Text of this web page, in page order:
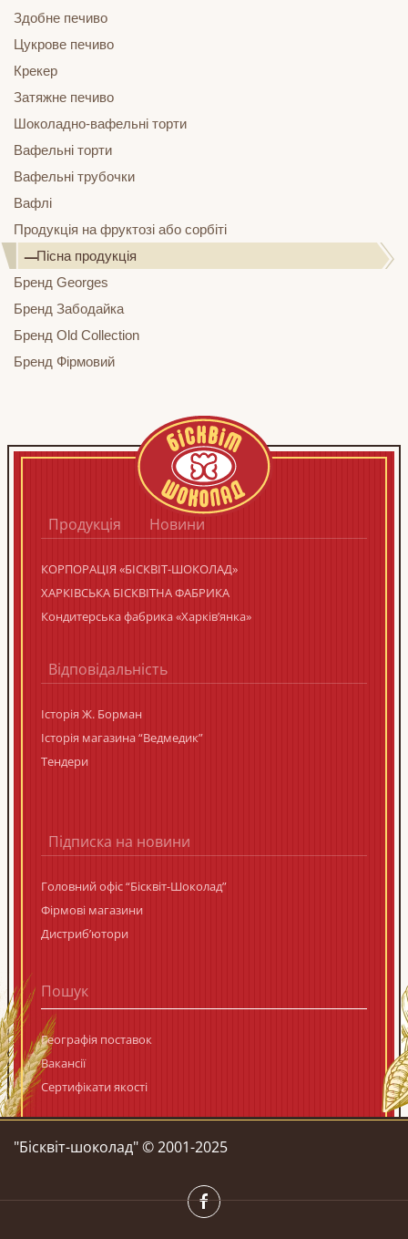
Здобне печиво
Цукрове печиво
Крекер
Затяжне печиво
Шоколадно-вафельні торти
Вафельні торти
Вафельні трубочки
Вафлі
Продукція на фруктозі або сорбіті
Пісна продукція
Бренд Georges
Бренд Забодайка
Бренд Old Collection
Бренд Фірмовий
Продукція Новини
КОРПОРАЦIЯ «БIСКВIТ-ШОКОЛАД»
ХАРКІВСЬКА БІСКВІТНА ФАБРИКА
Кондитерська фабрика «Харків’янка»
Відповідальність
Історія Ж. Борман
Історія магазина “Ведмедик”
Тендери
Підписка на новини
Головний офіс “Бісквіт-Шоколад”
Фірмові магазини
Дистриб’ютори
Географія поставок
Вакансії
Сертифікати якості
"Бiсквiт-шоколад" © 2001-2025